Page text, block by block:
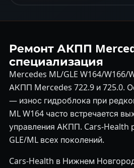
Ремонт АКПП
специализация
Mercedes ML/GLE W164/W166/
АКПП Mercedes 722.9 и 725.0.
— износ гидроблока при
ML W164 часто встречается
управления АКПП. Cars-Health
GLE/ML всех поколений.
Cars-Health в Нижнем